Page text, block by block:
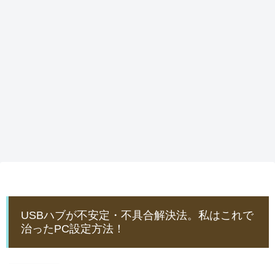
USBハブが不安定・不具合解決法。私はこれで
治ったPC設定方法！